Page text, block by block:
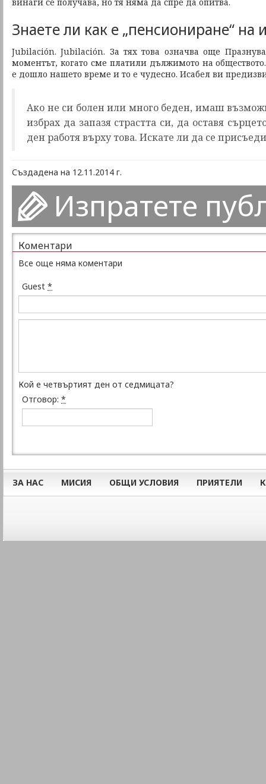
Знаете ли как е „пенсиониране“ на
Jubilación. Jubilación. За тях това означва още
моментът, когато сме платили дължимото на
е дошло нашето време и то е чудесно. Исабел ви
Ако не си болен или много беден, имаш
избрах да запазя страстта си, да оставя
ден работя върху това. Искате ли да се
Създадена на 12.11.2014 г.
Изпратете
Коментари
Все още няма коментари
Guest *
Кой е четвъртият ден от седмицата?
Отговор: *
ЗА НАС МИСИЯ ОБЩИ УСЛОВИЯ ПРИЯТЕЛИ